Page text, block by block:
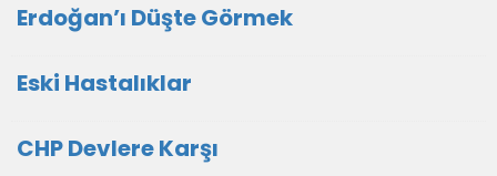
Erdoğan’ı Düşte Görmek
Eski Hastalıklar
CHP Devlere Karşı